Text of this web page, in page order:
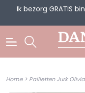
Ik bezorg GRATIS
Home> Pailletten Jurk